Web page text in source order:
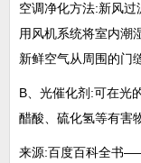
空调净化方法:新风过
用风机系统将室内潮
新鲜空气从周围的门
B、光催化剂:可在光
醋酸、硫化氢等有害
来源:百度百科全书